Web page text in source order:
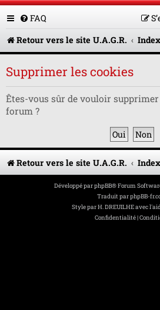
FAQ
Retour vers le site U.A.G.R.
Supprimer les cookies
Êtes-vous sûr de vouloir
forum ?
Retour vers le site U.A.G.R.
Développé parphpBB® Forum
Traduit parphpBB-
Style parH. DREUILHE avec
Confidentialité|